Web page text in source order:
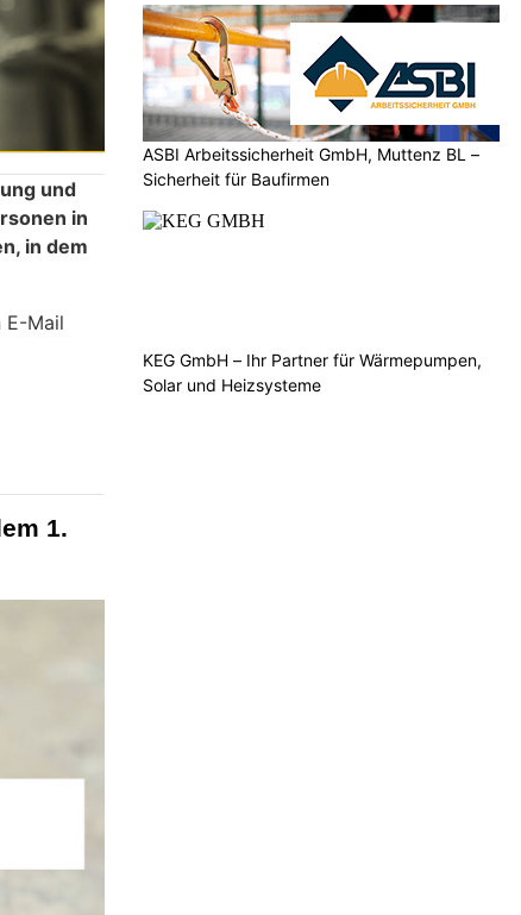
und
in
in dem
E-Mail
1.
ASBI Arbeitssicherheit GmbH, Muttenz BL –
Sicherheit für Baufirmen
KEG GmbH – Ihr Partner für Wärmepumpen,
Solar und Heizsysteme